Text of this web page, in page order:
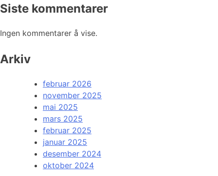
Siste kommentarer
Ingen kommentarer å vise.
Arkiv
februar 2026
november 2025
mai 2025
mars 2025
februar 2025
januar 2025
desember 2024
oktober 2024